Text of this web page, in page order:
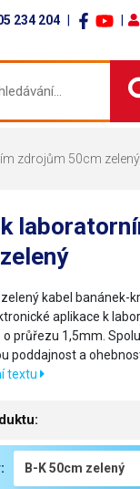
234 204
zdrojům 50cm zelený
kabel banánek-
aplikace k
o průřezu 1,5mm.
poddajnost a
textu